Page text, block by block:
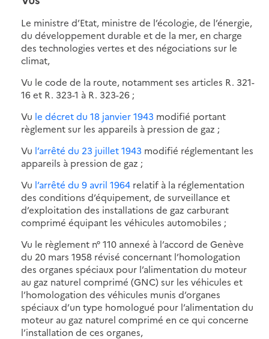
Le ministre d’Etat, ministre de l’écologie, de l’énergie,
du développement durable et de la mer, en charge
des technologies vertes et des négociations sur le
climat,
Vu le code de la route, notamment ses articles R. 321-
16 et R. 323-1 à R. 323-26 ;
Vu le décret du 18 janvier 1943 modifié portant
règlement sur les appareils à pression de gaz ;
Vu l’arrêté du 23 juillet 1943 modifié réglementant les
appareils à pression de gaz ;
Vu l’arrêté du 9 avril 1964 relatif à la réglementation
des conditions d’équipement, de surveillance et
d’exploitation des installations de gaz carburant
comprimé équipant les véhicules automobiles ;
Vu le règlement n° 110 annexé à l’accord de Genève
du 20 mars 1958 révisé concernant l’homologation
des organes spéciaux pour l’alimentation du moteur
au gaz naturel comprimé (GNC) sur les véhicules et
l’homologation des véhicules munis d’organes
spéciaux d’un type homologué pour l’alimentation du
moteur au gaz naturel comprimé en ce qui concerne
l’installation de ces organes,